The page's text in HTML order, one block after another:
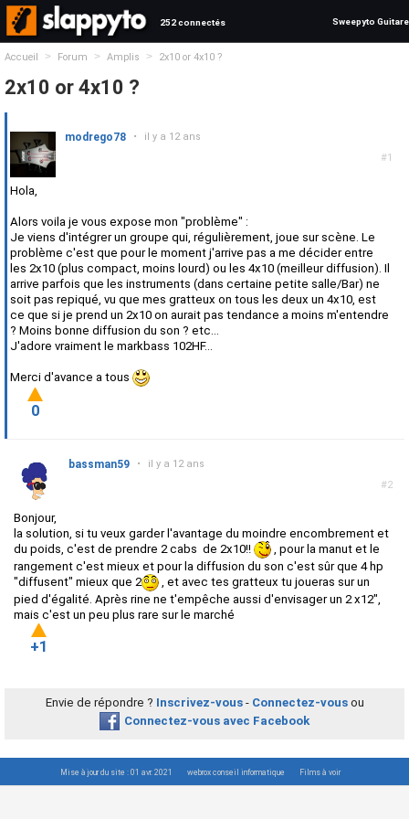
252 connectés Sweepyto Guitare
Accueil > Forum > Amplis > 2x10 or 4x10 ?
2x10 or 4x10 ?
#1
modrego78 • il y a 12 ans
Hola,
Alors voila je vous expose mon "problème" :
Je viens d'intégrer un groupe qui, régulièrement, joue sur scène. Le
problème c'est que pour le moment j'arrive pas a me décider entre
les 2x10 (plus compact, moins lourd) ou les 4x10 (meilleur diffusion). Il
arrive parfois que les instruments (dans certaine petite salle/Bar) ne
soit pas repiqué, vu que mes gratteux on tous les deux un 4x10, est
ce que si je prend un 2x10 on aurait pas tendance a moins m'entendre
? Moins bonne diffusion du son ? etc...
J'adore vraiment le markbass 102HF...
Merci d'avance a tous
0
#2
bassman59 • il y a 12 ans
Bonjour,
la solution, si tu veux garder l'avantage du moindre encombrement et
du poids, c'est de prendre 2 cabs de 2x10!!
, pour la manut et le
rangement c'est mieux et pour la diffusion du son c'est sûr que 4 hp
"diffusent" mieux que 2
, et avec tes gratteux tu joueras sur un
pied d'égalité. Après rine ne t'empêche aussi d'envisager un 2 x12",
mais c'est un peu plus rare sur le marché
+1
Envie de répondre ? Inscrivez-vous- Connectez-vousou
Connectez-vous avec Facebook
Mise à jour du site : 01 avr. 2021 webrox conseil informatique Films à voir